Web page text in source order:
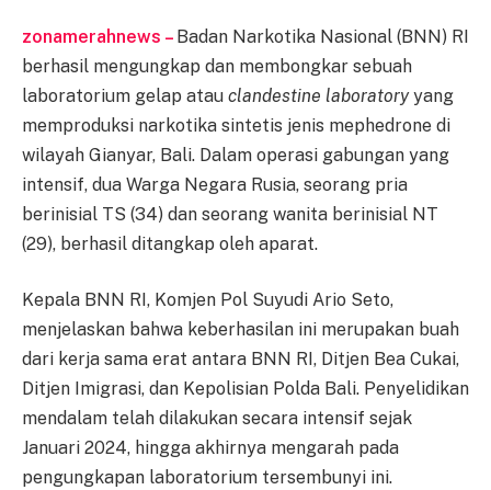
zonamerahnews – Badan Narkotika Nasional (BNN) RI
berhasil mengungkap dan membongkar sebuah
laboratorium gelap atau clandestine laboratoryyang
memproduksi narkotika sintetis jenis mephedrone di
wilayah Gianyar, Bali. Dalam operasi gabungan yang
intensif, dua Warga Negara Rusia, seorang pria
berinisial TS (34) dan seorang wanita berinisial NT
(29), berhasil ditangkap oleh aparat.
Kepala BNN RI, Komjen Pol Suyudi Ario Seto,
menjelaskan bahwa keberhasilan ini merupakan buah
dari kerja sama erat antara BNN RI, Ditjen Bea Cukai,
Ditjen Imigrasi, dan Kepolisian Polda Bali. Penyelidikan
mendalam telah dilakukan secara intensif sejak
Januari 2024, hingga akhirnya mengarah pada
pengungkapan laboratorium tersembunyi ini.